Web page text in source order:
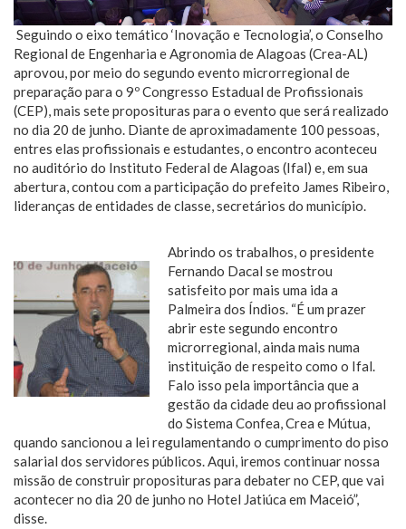
Seguindo o eixo temático ‘Inovação e Tecnologia’, o Conselho
Regional de Engenharia e Agronomia de Alagoas (Crea-AL)
aprovou, por meio do segundo evento microrregional de
preparação para o 9º Congresso Estadual de Profissionais
(CEP), mais sete proposituras para o evento que será realizado
no dia 20 de junho. Diante de aproximadamente 100 pessoas,
entres elas profissionais e estudantes, o encontro aconteceu
no auditório do Instituto Federal de Alagoas (Ifal) e, em sua
abertura, contou com a participação do prefeito James Ribeiro,
lideranças de entidades de classe, secretários do município.
Abrindo os trabalhos, o presidente
Fernando Dacal se mostrou
satisfeito por mais uma ida a
Palmeira dos Índios. “É um prazer
abrir este segundo encontro
microrregional, ainda mais numa
instituição de respeito como o Ifal.
Falo isso pela importância que a
gestão da cidade deu ao profissional
do Sistema Confea, Crea e Mútua,
quando sancionou a lei regulamentando o cumprimento do piso
salarial dos servidores públicos. Aqui, iremos continuar nossa
missão de construir proposituras para debater no CEP, que vai
acontecer no dia 20 de junho no Hotel Jatiúca em Maceió”,
disse.